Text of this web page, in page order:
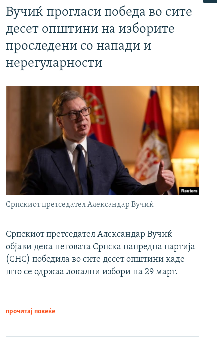
Вучиќ прогласи победа во сите
десет општини на изборите
проследени со напади и
нерегуларности
Српскиот претседател Александар Вучиќ
Српскиот претседател Александар Вучиќ
објави дека неговата Српска напредна партија
(СНС) победила во сите десет општини каде
што се одржаа локални избори на 29 март.
прочитај повеќе